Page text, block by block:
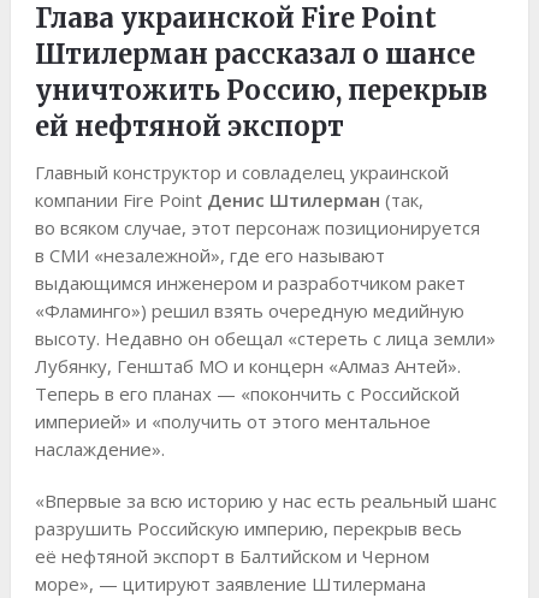
Глава украинской Fire Point
Штилерман рассказал о шансе
уничтожить Россию, перекрыв
ей нефтяной экспорт
Главный конструктор и совладелец украинской
компании Fire Point Денис Штилерман (так,
во всяком случае, этот персонаж позиционируется
в СМИ «незалежной», где его называют
выдающимся инженером и разработчиком ракет
«Фламинго») решил взять очередную медийную
высоту. Недавно он обещал «стереть с лица земли»
Лубянку, Генштаб МО и концерн «Алмаз Антей».
Теперь в его планах — «покончить с Российской
империей» и «получить от этого ментальное
наслаждение».
«Впервые за всю историю у нас есть реальный шанс
разрушить Российскую империю, перекрыв весь
её нефтяной экспорт в Балтийском и Черном
море», — цитируют заявление Штилермана